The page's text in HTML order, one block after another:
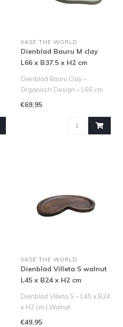
VASE THE WORLD
Dienblad Bauru M clay
L66 x B37.5 x H2 cm
Dienblad Bauru Clay –
Organisch Design – L66 cm
€69,95
VASE THE WORLD
Dienblad Villeta S walnut
L45 x B24 x H2 cm
Dienblad Villeta S – L45 x B24
x H2 cm | Walnut
€49,95